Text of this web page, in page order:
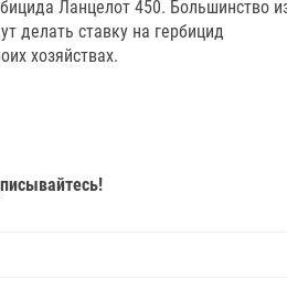
Ланцелот 450. Большинство
делать ставку на гербицид
хозяйствах.